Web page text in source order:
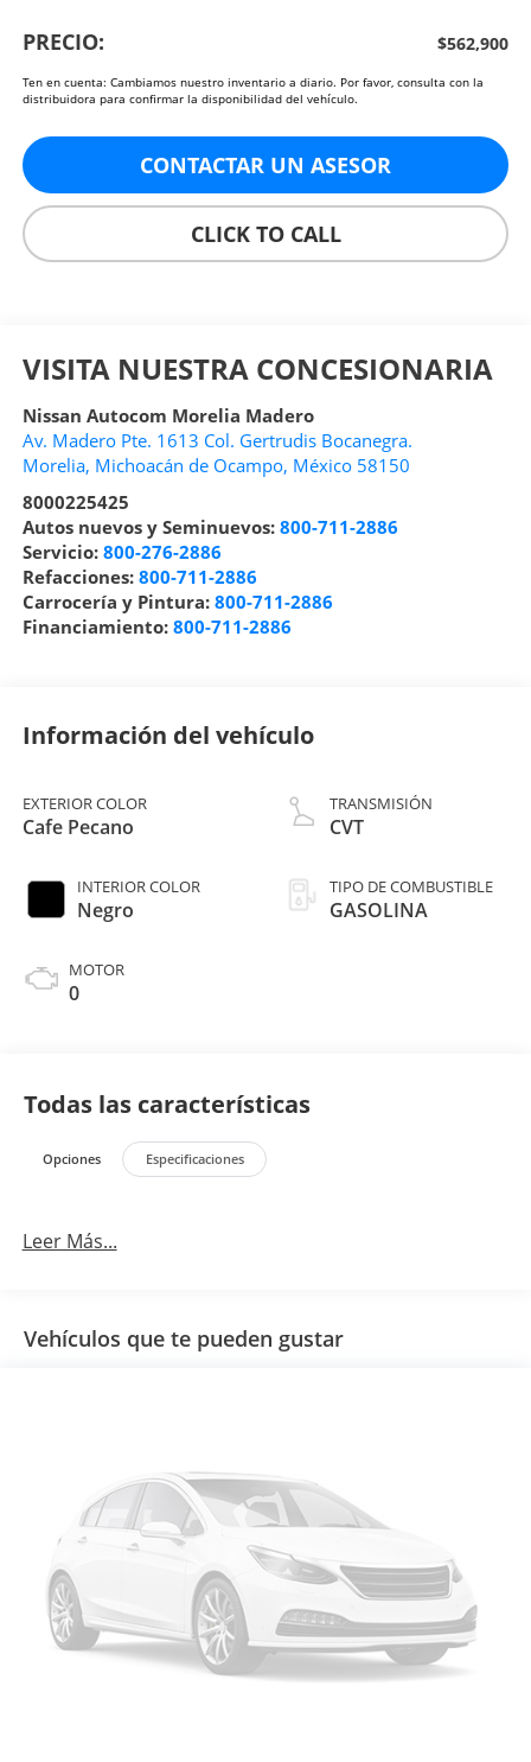
PRECIO: $562,900
Ten en cuenta: Cambiamos nuestro inventario a diario. Por favor, consulta con la
distribuidora para confirmar la disponibilidad del vehículo.
CONTACTAR UN ASESOR
CLICK TO CALL
VISITA NUESTRA CONCESIONARIA
Nissan Autocom Morelia Madero
Av. Madero Pte. 1613 Col. Gertrudis Bocanegra.
Morelia, Michoacán de Ocampo, México 58150
8000225425
Autos nuevos y Seminuevos: 800-711-2886
Servicio: 800-276-2886
Refacciones: 800-711-2886
Carrocería y Pintura: 800-711-2886
Financiamiento: 800-711-2886
Información del vehículo
EXTERIOR COLOR
Cafe Pecano
INTERIOR COLOR
Negro
MOTOR
0
TRANSMISIÓN
CVT
TIPO DE COMBUSTIBLE
GASOLINA
Todas las características
Opciones Especificaciones
Leer Más...
Vehículos que te pueden gustar